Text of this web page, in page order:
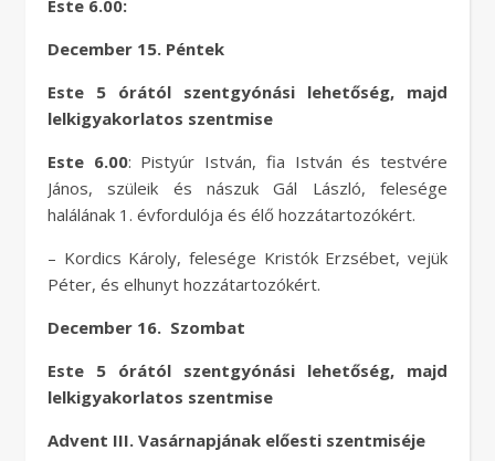
Este 6.00:
December 15. Péntek
Este 5 órától szentgyónási lehetőség, majd
lelkigyakorlatos szentmise
Este 6.00: Pistyúr István, fia István és testvére
János, szüleik és nászuk Gál László, felesége
halálának 1. évfordulója és élő hozzátartozókért.
– Kordics Károly, felesége Kristók Erzsébet, vejük
Péter, és elhunyt hozzátartozókért.
December 16. Szombat
Este 5 órától szentgyónási lehetőség, majd
lelkigyakorlatos szentmise
Advent III. Vasárnapjának előesti szentmiséje